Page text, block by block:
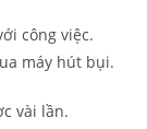
công việc.
máy hút bụi.
vài lần.